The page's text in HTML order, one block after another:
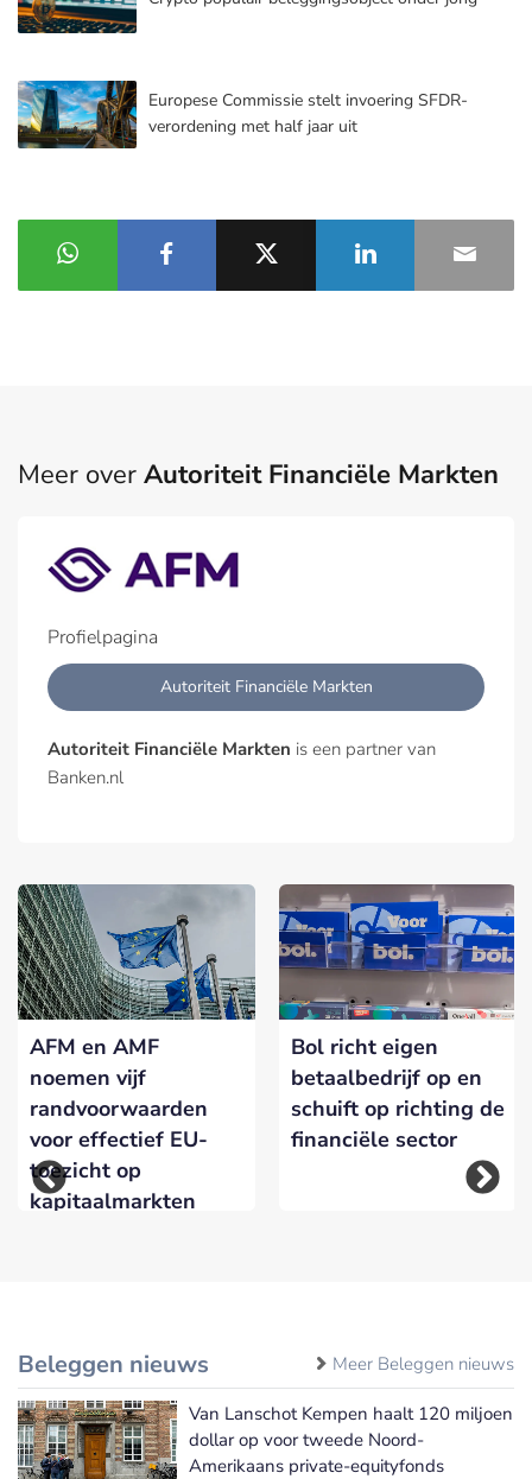
Europese Commissie stelt invoering SFDR-
verordening met half jaar uit
Meer over Autoriteit Financiële Markten
Profielpagina
Autoriteit Financiële Markten
Autoriteit Financiële Markten is een partner van
Banken.nl
AFM en AMF
noemen vijf
randvoorwaarden
voor effectief EU-
toezicht op
kapitaalmarkten
Bol richt eigen
betaalbedrijf op en
schuift op richting de
financiële sector
Beleggen nieuws Meer Beleggen nieuws
Van Lanschot Kempen haalt 120 miljoen
dollar op voor tweede Noord-
Amerikaans private-equityfonds